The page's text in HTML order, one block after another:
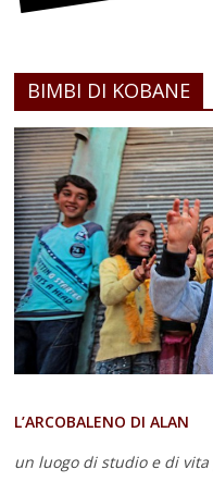
BIMBI DI KOBANE
L’ARCOBALENO DI ALAN
un luogo di studio e di vita